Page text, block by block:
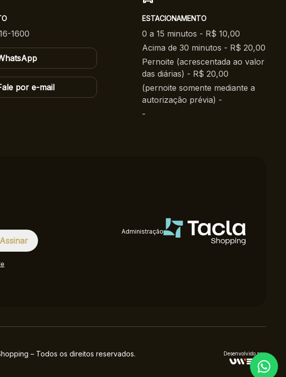
1600
por e-mail
ESTACIONAMENTO
0 a 15 minutos - R$ 10,00
Acima de 30 minutos - R$ 20,00
Pernoite (acrescentada ao valor
das diárias) - R$ 20,00
(pernoite somente mediante a
autorização prévia) -
-
Administração
– Todos os direitos reservados. Desenvolvido por: